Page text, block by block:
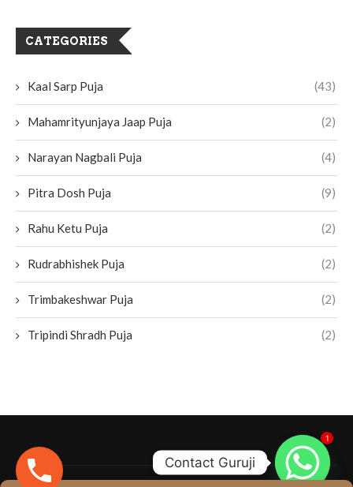
CATEGORIES
Kaal Sarp Puja (43)
Mahamrityunjaya Jaap Puja (2)
Narayan Nagbali Puja (4)
Pitra Dosh Puja (9)
Rahu Ketu Puja (2)
Rudrabhishek Puja (2)
Trimbakeshwar Puja (2)
Tripindi Shradh Puja (2)
1
Contact Guruji